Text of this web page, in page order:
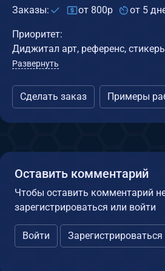
Заказы: от 800р от 5
Приоритет:
Диджитал арт, референс,
Развернуть
Сделать заказ Примеры
Оставить комментарий
Чтобы оставить комментарий
зарегистрироваться или войти
Войти Зарегистрироваться